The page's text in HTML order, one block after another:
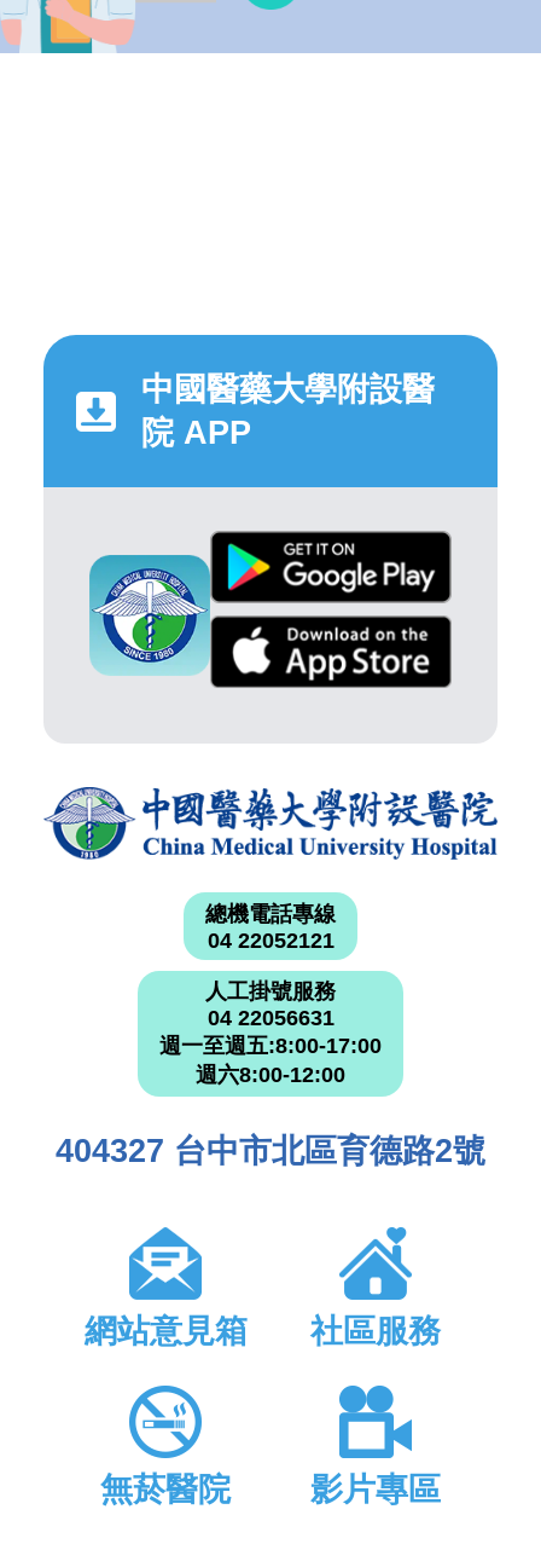
中國醫藥大學附設醫
院 APP
總機電話專線
04 22052121
人工掛號服務
04 22056631
週一至週五:8:00-17:00
週六8:00-12:00
404327 台中市北區育德路2號
網站意見箱 社區服務
無菸醫院 影片專區